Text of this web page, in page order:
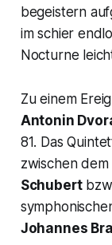
begeistern
im schier
Nocturne
Zu einem
Antonin
81. Das
zwischen
Schubert
Johannes